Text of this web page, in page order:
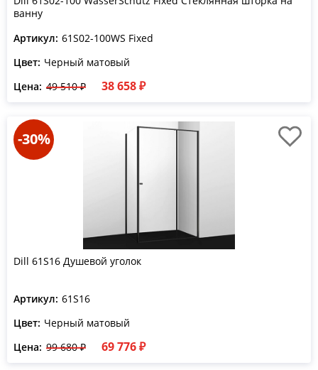
ванну
Артикул: 61S02-100WS Fixed
Цвет: Черный матовый
Цена: 49 510 ₽ 38 658 ₽
-30%
Dill 61S16 Душевой уголок
Артикул: 61S16
Цвет: Черный матовый
Цена: 99 680 ₽ 69 776 ₽